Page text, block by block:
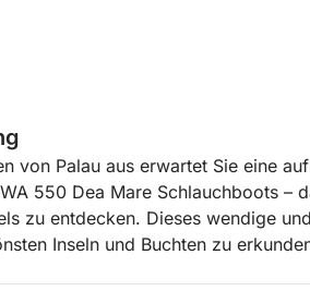
von Palau aus erwartet Sie eine
550 Dea Mare Schlauchboots –
zu entdecken. Dieses wendige
Inseln und Buchten zu